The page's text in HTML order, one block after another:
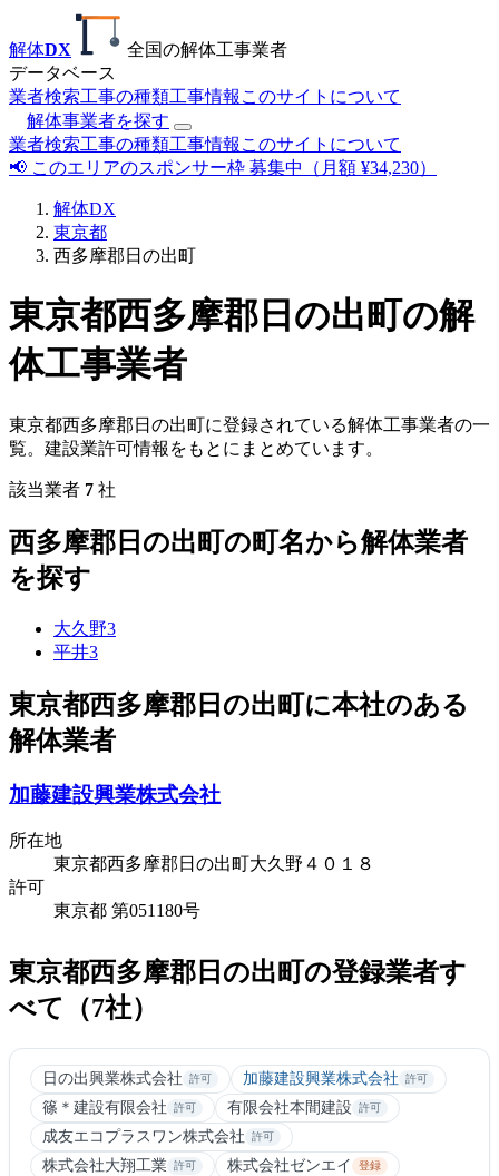
解体DX
全国の解体工事業者
データベース
業者検索工事の種類工事情報 このサイトについて
解体事業者を探す
業者検索工事の種類工事情報 このサイトについて
📢 このエリアのスポンサー枠 募集中（月額 ¥34,230）
解体DX
東京都
西多摩郡日の出町
東京都西多摩郡日の出町の解
体工事業者
東京都西多摩郡日の出町に登録されている解体工事業者の一
覧。建設業許可情報をもとにまとめています。
該当業者 7 社
西多摩郡日の出町の町名から解体業者
を探す
大久野3
平井3
東京都西多摩郡日の出町に本社のある
解体業者
加藤建設興業株式会社
所在地
東京都西多摩郡日の出町大久野４０１８
許可
東京都 第051180号
東京都西多摩郡日の出町の登録業者す
べて（7社）
日の出興業株式会社 許可 加藤建設興業株式会社 許可
篠＊建設有限会社 許可 有限会社本間建設 許可
成友エコプラスワン株式会社 許可
株式会社大翔工業 許可 株式会社ゼンエイ 登録